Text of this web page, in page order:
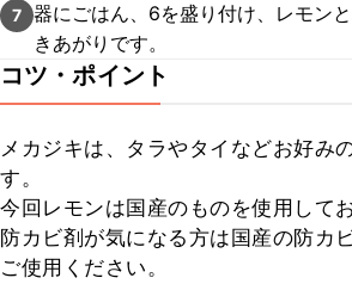
7 器にごはん、6を盛り付け、レモン
きあがりです。
コツ・ポイント
メカジキは、タラやタイなどお好み
す。
今回レモンは国産のものを使用して
防カビ剤が気になる方は国産の防カ
ご使用ください。